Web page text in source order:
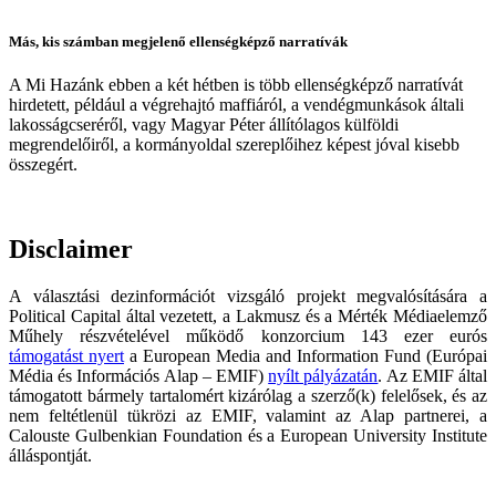
Más, kis számban megjelenő ellenségképző narratívák
A Mi Hazánk ebben a két hétben is több ellenségképző narratívát
hirdetett, például a végrehajtó maffiáról, a vendégmunkások általi
lakosságcseréről, vagy Magyar Péter állítólagos külföldi
megrendelőiről, a kormányoldal szereplőihez képest jóval kisebb
összegért.
Disclaimer
A választási dezinformációt vizsgáló projekt megvalósítására a
Political Capital által vezetett, a Lakmusz és a Mérték Médiaelemző
Műhely részvételével működő konzorcium 143 ezer eurós
támogatást nyert a European Media and Information Fund (Európai
Média és Információs Alap – EMIF)nyílt pályázatán. Az EMIF által
támogatott bármely tartalomért kizárólag a szerző(k) felelősek, és az
nem feltétlenül tükrözi az EMIF, valamint az Alap partnerei, a
Calouste Gulbenkian Foundation és a European University Institute
álláspontját.